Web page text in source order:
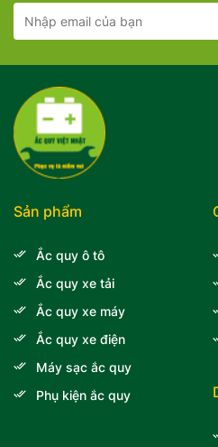
Sản phẩm
Ắc quy ô tô
Ắc quy xe tải
Ắc quy xe máy
Ắc quy xe điện
Máy sạc ắc quy
Phụ kiện ắc quy